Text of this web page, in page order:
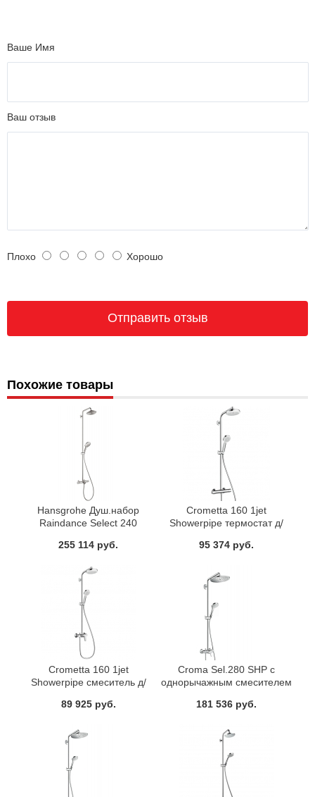
Ваше Имя
Ваш отзыв
Плохо Хорошо
Похожие товары
Hansgrohe Душ.набор
Raindance Select 240
27117000
255 114 руб.
Crometta 160 1jet
Showerpipe термостат д/
95 374 руб.
Crometta 160 1jet
Showerpipe смеситель д/
89 925 руб.
Croma Sel.280 SHP с
однорычажным смесителем
181 536 руб.